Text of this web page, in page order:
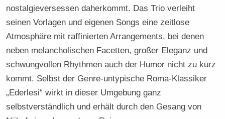
nostalgieversessen daherkommt. Das Trio verleiht
seinen Vorlagen und eigenen Songs eine zeitlose
Atmosphäre mit raffinierten Arrangements, bei denen
neben melancholischen Facetten, großer Eleganz und
schwungvollen Rhythmen auch der Humor nicht zu kurz
kommt. Selbst der Genre-untypische Roma-Klassiker
„Ederlesi“ wirkt in dieser Umgebung ganz
selbstverständlich und erhält durch den Gesang von